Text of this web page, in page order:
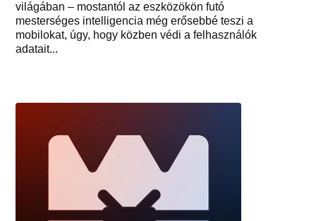
világában – mostantól az eszközökön futó
mesterséges intelligencia még erősebbé teszi a
mobilokat, úgy, hogy közben védi a felhasználók
adatait...